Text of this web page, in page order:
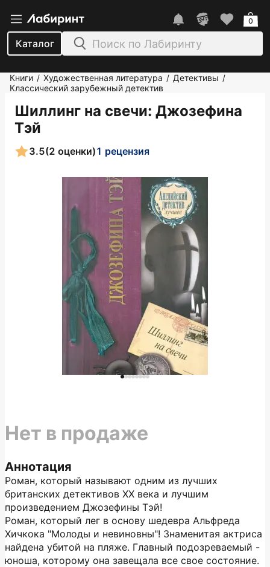
Каталог
0
Книги / Художественная литература / Детективы /
Классический зарубежный детектив
Шиллинг на свечи: Джозефина
Тэй
3.5(2 оценки)1 рецензия
Аннотация
Роман, который называют одним из лучших
британских детективов ХХ века и лучшим
произведением Джозефины Тэй!
Роман, который лег в основу шедевра Альфреда
Хичкока "Молоды и невиновны"! Знаменитая актриса
найдена убитой на пляже. Главный подозреваемый -
юноша, которому она завещала все свое состояние.
Нет в продаже